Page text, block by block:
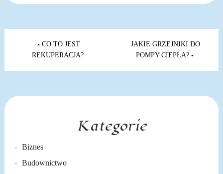
Nawigacja
wpisuCO TO JEST
REKUPERACJA?
JAKIE GRZEJNIKI DO
POMPY CIEPŁA?
Kategorie
Biznes
Budownictwo